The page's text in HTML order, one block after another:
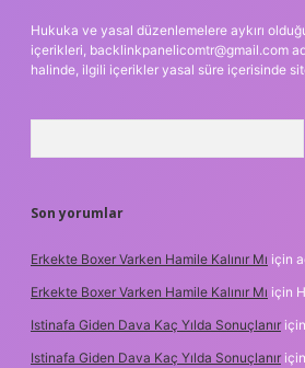
Hukuka ve yasal düzenlemelere aykırı
içerikleri, backlinkpanelicomtr@gmail.com
halinde, ilgili içerikler yasal süre içerisinde
Son yorumlar
Erkekte Boxer Varken Hamile Kalınır Mı için
Erkekte Boxer Varken Hamile Kalınır Mı için
Istinafa Giden Dava Kaç Yılda Sonuçlanır için
Istinafa Giden Dava Kaç Yılda Sonuçlanır için